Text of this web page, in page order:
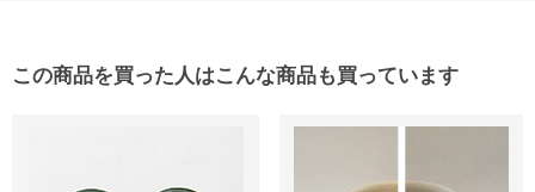
この商品を買った人はこんな商品も買っています